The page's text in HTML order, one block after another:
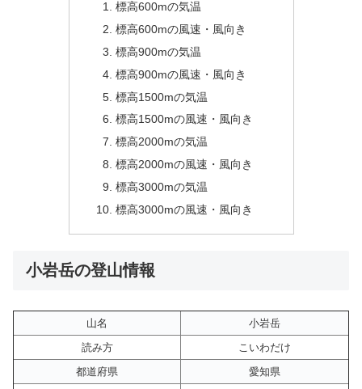
標高600mの気温
標高600mの風速・風向き
標高900mの気温
標高900mの風速・風向き
標高1500mの気温
標高1500mの風速・風向き
標高2000mの気温
標高2000mの風速・風向き
標高3000mの気温
標高3000mの風速・風向き
小岩岳の登山情報
山名
小岩岳
読み方
こいわだけ
都道府県
愛知県